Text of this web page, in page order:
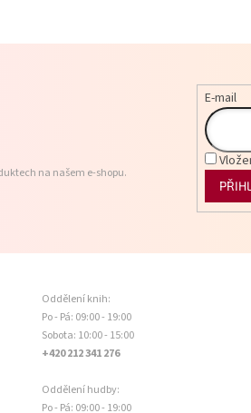
na našem e-shopu.
E-mail
Oddělení knih:
Po - Pá: 09:00 - 19:00
Sobota: 10:00 - 15:00
+420 212 341 276
Oddělení hudby:
Po - Pá: 09:00 - 19:00